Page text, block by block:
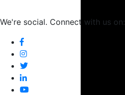
We're social. Connect with us on: